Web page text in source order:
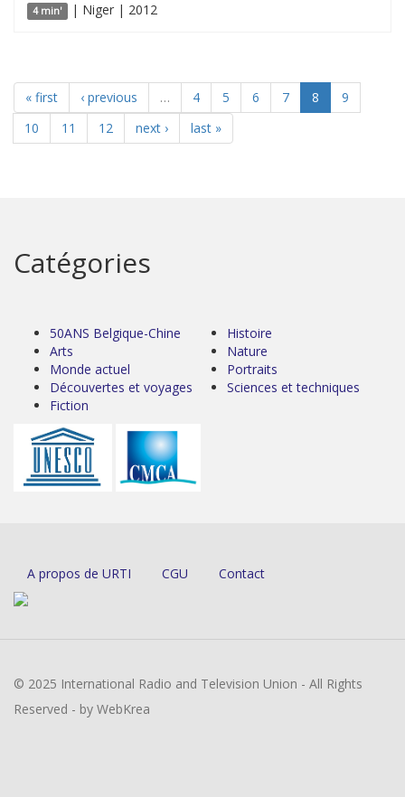
4 min' | Niger | 2012
« first ‹ previous … 4 5 6 7 8
9
10
11 12 next › last »
Catégories
50ANS Belgique-Chine
Arts
Monde actuel
Découvertes et voyages
Fiction
Histoire
Nature
Portraits
Sciences et techniques
A propos de URTI CGU Contact
© 2025 International Radio and Television Union - All Rights
Reserved - by WebKrea